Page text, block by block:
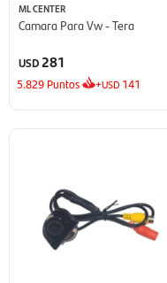
ML CENTER
Camara Para Vw - Tera
USD 281
5.829 Puntos +USD 141